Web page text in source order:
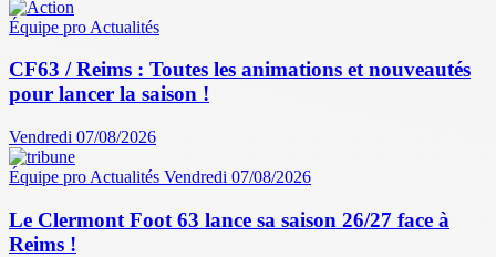
Équipe pro Actualités
CF63 / Reims : Toutes les animations et nouveautés
pour lancer la saison !
Vendredi 07/08/2026
Équipe pro Actualités Vendredi 07/08/2026
Le Clermont Foot 63 lance sa saison 26/27 face à
Reims !